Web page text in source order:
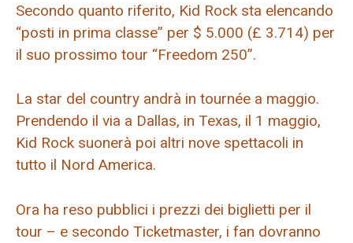
Secondo quanto riferito, Kid Rock sta elencando
“posti in prima classe” per $ 5.000 (£ 3.714) per
il suo prossimo tour “Freedom 250”.
La star del country andrà in tournée a maggio.
Prendendo il via a Dallas, in Texas, il 1 maggio,
Kid Rock suonerà poi altri nove spettacoli in
tutto il Nord America.
Ora ha reso pubblici i prezzi dei biglietti per il
tour – e secondo Ticketmaster, i fan dovranno